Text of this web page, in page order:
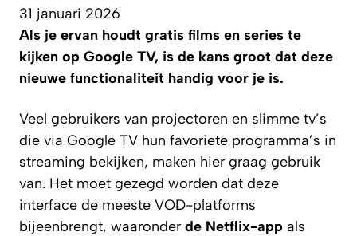
31 januari 2026
Als je ervan houdt gratis films en series te
kijken op Google TV, is de kans groot dat deze
nieuwe functionaliteit handig voor je is.
Veel gebruikers van projectoren en slimme tv’s
die via Google TV hun favoriete programma’s in
streaming bekijken, maken hier graag gebruik
van. Het moet gezegd worden dat deze
interface de meeste VOD-platforms
bijeenbrengt, waaronder de Netflix-app als